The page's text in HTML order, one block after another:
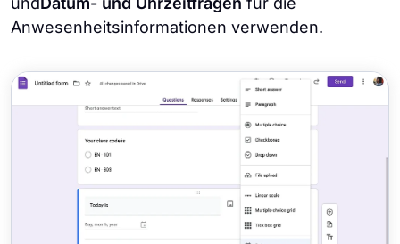
Anwesenheitsinformationen verwenden.